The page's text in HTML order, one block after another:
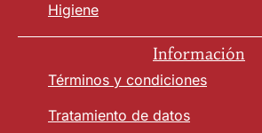
Higiene
Información
Términos y condiciones
Tratamiento de datos